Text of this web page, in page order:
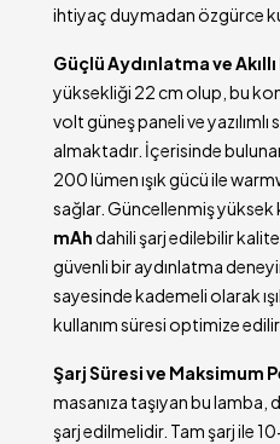
ihtiyaç duymadan özgürce
Güçlü Aydınlatma ve
yüksekliği 22 cm olup, bu
volt güneş paneli ve
almaktadır. İçerisinde
200 lümen ışık gücü ile
sağlar. Güncellenmiş yüksek
mAhdahili şarj edilebilir
güvenli bir aydınlatma
sayesinde kademeli olarak
kullanım süresi optimize edilir.
Şarj Süresi ve Maksimum
masanıza taşıyan bu lamba,
şarj edilmelidir. Tam şarj ile